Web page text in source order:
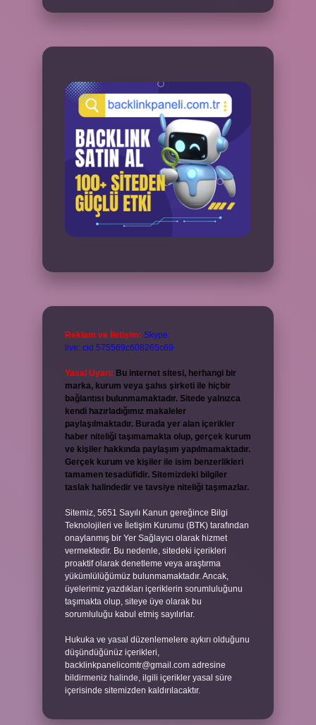
Reklam ve İletişim: Skype:
live:.cid.575569c608265c69
Yasal Uyarı: Bu internet sitesi, herhangi bir
marka, kurum veya şahıs şirketi ile hiçbir
bağlantısı bulunmamaktadır. Sitede yalnızca
kendi hazırladığımız makaleler
paylaşılmaktadır. Burada yer alan içerikler
haber niteliği taşımamakta olup, gerçek kurum
ve kişiler hakkında paylaşım yapılmamaktadır.
Gerçek kurum ve kişiler ile isim benzerlikleri
tamamen tesadüfidir. Sitemizdeki bilgiler
taslak halindedir ve tavsiye niteliği taşımazlar.
Sitemiz, 5651 Sayılı Kanun gereğince Bilgi
Teknolojileri ve İletişim Kurumu (BTK) tarafından
onaylanmış bir Yer Sağlayıcı olarak hizmet
vermektedir. Bu nedenle, sitedeki içerikleri
proaktif olarak denetleme veya araştırma
yükümlülüğümüz bulunmamaktadır. Ancak,
üyelerimiz yazdıkları içeriklerin sorumluluğunu
taşımakta olup, siteye üye olarak bu
sorumluluğu kabul etmiş sayılırlar.
Hukuka ve yasal düzenlemelere aykırı olduğunu
düşündüğünüz içerikleri,
backlinkpanelicomtr@gmail.com adresine
bildirmeniz halinde, ilgili içerikler yasal süre
içerisinde sitemizden kaldırılacaktır.